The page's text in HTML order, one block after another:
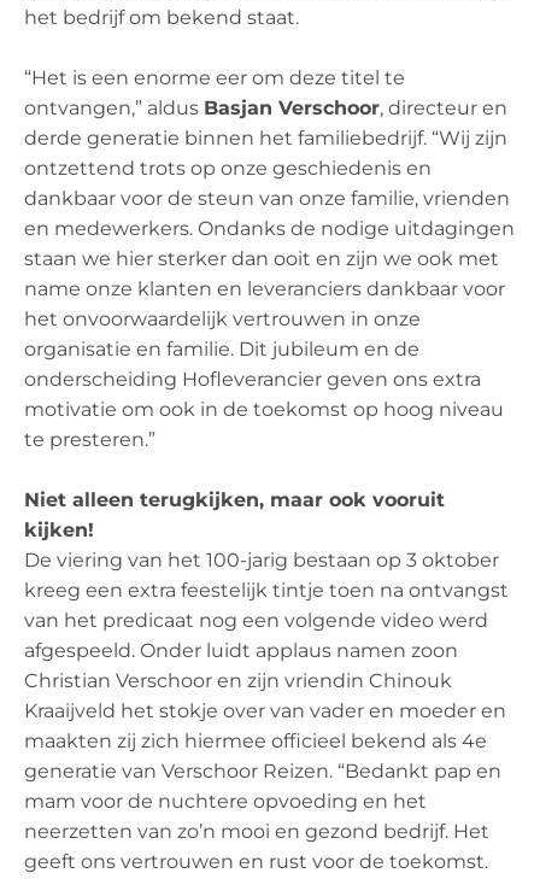
het bedrijf om bekend staat.
“Het is een enorme eer om deze titel te
ontvangen,” aldus Basjan Verschoor, directeur en
derde generatie binnen het familiebedrijf. “Wij zijn
ontzettend trots op onze geschiedenis en
dankbaar voor de steun van onze familie, vrienden
en medewerkers. Ondanks de nodige uitdagingen
staan we hier sterker dan ooit en zijn we ook met
name onze klanten en leveranciers dankbaar voor
het onvoorwaardelijk vertrouwen in onze
organisatie en familie. Dit jubileum en de
onderscheiding Hofleverancier geven ons extra
motivatie om ook in de toekomst op hoog niveau
te presteren.”
Niet alleen terugkijken, maar ook vooruit
kijken!
De viering van het 100-jarig bestaan op 3 oktober
kreeg een extra feestelijk tintje toen na ontvangst
van het predicaat nog een volgende video werd
afgespeeld. Onder luidt applaus namen zoon
Christian Verschoor en zijn vriendin Chinouk
Kraaijveld het stokje over van vader en moeder en
maakten zij zich hiermee officieel bekend als 4e
generatie van Verschoor Reizen. “Bedankt pap en
mam voor de nuchtere opvoeding en het
neerzetten van zo’n mooi en gezond bedrijf. Het
geeft ons vertrouwen en rust voor de toekomst.